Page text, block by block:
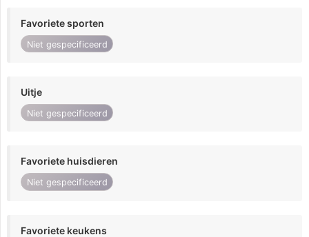
Favoriete sporten
Niet gespecificeerd
Uitje
Niet gespecificeerd
Favoriete huisdieren
Niet gespecificeerd
Favoriete keukens